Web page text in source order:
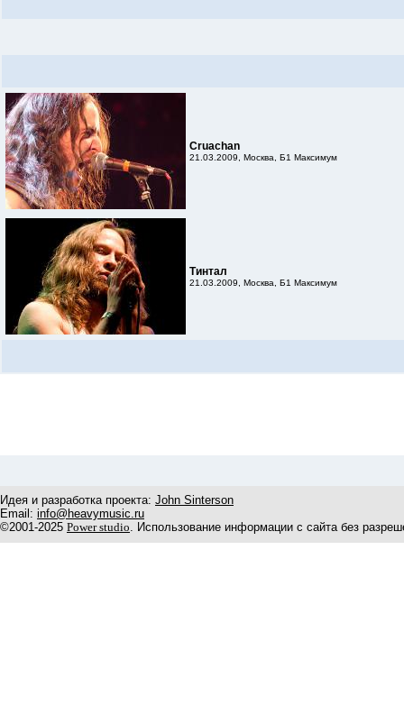
Cruachan
21.03.2009, Москва, Б1 Максимум
Тинтал
21.03.2009, Москва, Б1 Максимум
Идея и разработка проекта: John Sinterson
Email: info@heavymusic.ru
©2001-2025 Power studio. Использование информации с сайта без